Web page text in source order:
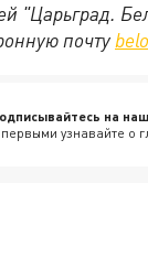
"Царьград.
почту
на
узнавайте о